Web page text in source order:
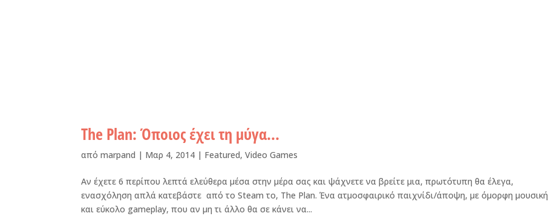
The Plan: Όποιος έχει τη μύγα…
απόmarpand | Μαρ 4, 2014 | Featured,Video Games
Αν έχετε 6 περίπου λεπτά ελεύθερα μέσα στην μέρα σας και ψάχνετε να βρείτε μια, πρωτότυπη θα έλεγα,
ενασχόληση απλά κατεβάστε από το Steam το, The Plan. Ένα ατμοσφαιρικό παιχνίδι/άποψη, με όμορφη μουσική
και εύκολο gameplay, που αν μη τι άλλο θα σε κάνει να...